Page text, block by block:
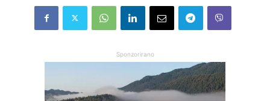
Sponzorirano